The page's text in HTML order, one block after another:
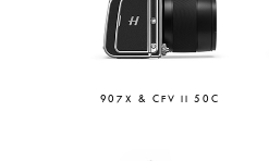
907X & CFV II 50C